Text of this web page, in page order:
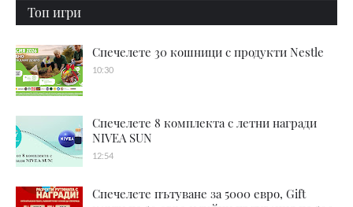
Топ игри
Спечелете 30 кошници с продукти Nestle
10:30
Спечелете 8 комплекта с летни награди
NIVEA SUN
12:54
Спечелете пътуване за 5000 евро, Gift